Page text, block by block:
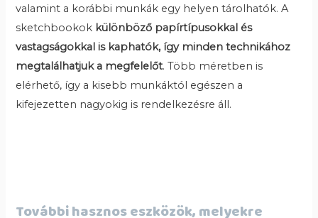
valamint a korábbi munkák egy helyen tárolhatók. A
sketchbookok különböző papírtípusokkal és
vastagságokkal is kaphatók, így minden technikához
megtalálhatjuk a megfelelőt. Több méretben is
elérhető, így a kisebb munkáktól egészen a
kifejezetten nagyokig is rendelkezésre áll.
További hasznos eszközök, melyekre